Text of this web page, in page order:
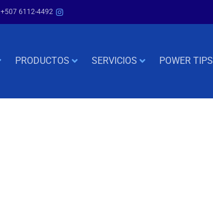
+507 6112-4492
PRODUCTOS SERVICIOS POWER TIPS